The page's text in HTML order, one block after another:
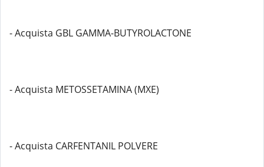
- Acquista GBL GAMMA-BUTYROLACTONE
- Acquista METOSSETAMINA (MXE)
- Acquista CARFENTANIL POLVERE